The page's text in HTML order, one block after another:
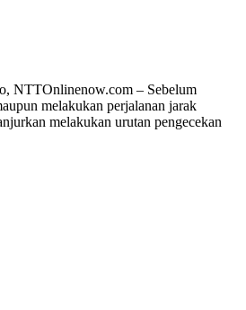
NTTOnlinenow.com – Sebelum
melakukan perjalanan jarak
melakukan urutan pengecekan